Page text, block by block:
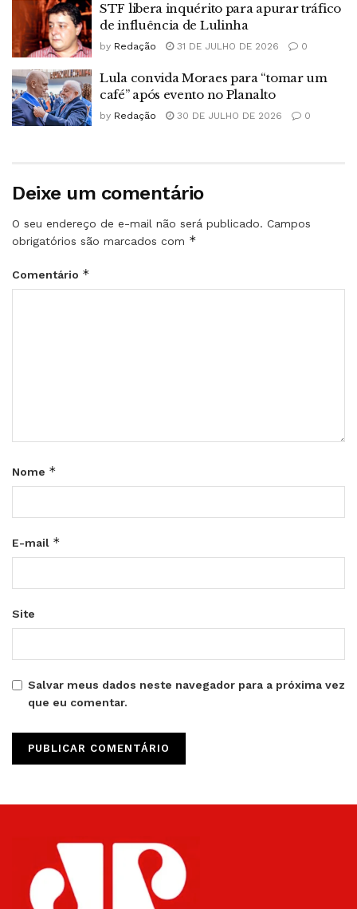
STF libera inquérito para apurar tráfico
de influência de Lulinha
by Redação 31 DE JULHO DE 2026 0
Lula convida Moraes para “tomar um
café” após evento no Planalto
by Redação 30 DE JULHO DE 2026 0
Deixe um comentário
O seu endereço de e-mail não será publicado. Campos
obrigatórios são marcados com *
Comentário *
Nome *
E-mail *
Site
Salvar meus dados neste navegador para a próxima vez
que eu comentar.